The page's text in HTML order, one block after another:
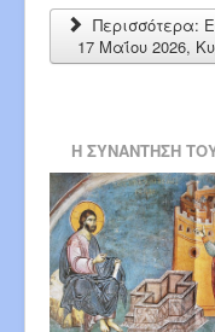
Περισσότερα:
17 Μαΐου 2026,
Η ΣΥΝΑΝΤΗΣΗ